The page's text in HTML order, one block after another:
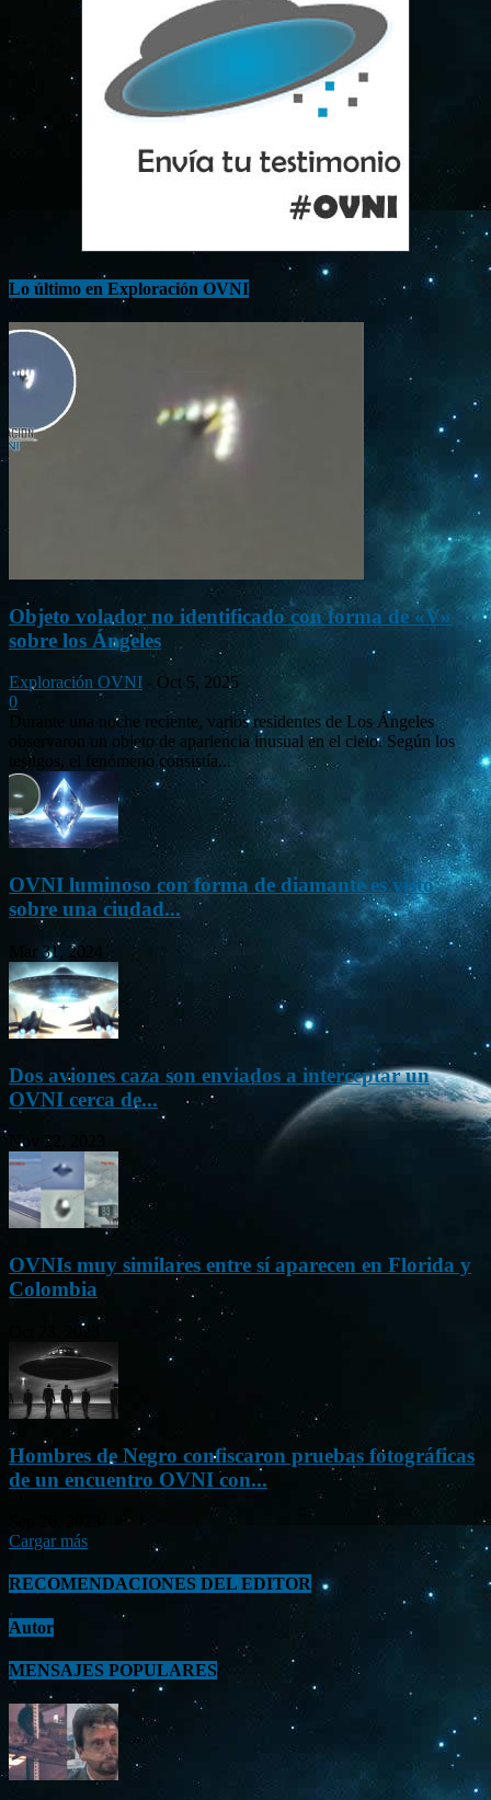
Lo último en Exploración OVNI
Objeto volador no identificado con forma de «V»
sobre los Ángeles
Exploración OVNI - Oct 5, 2025
0
Durante una noche reciente, varios residentes de Los Ángeles
observaron un objeto de apariencia inusual en el cielo. Según los
testigos, el fenómeno consistía...
OVNI luminoso con forma de diamante es visto
sobre una ciudad...
Mar 31, 2024
Dos aviones caza son enviados a interceptar un
OVNI cerca de...
Nov 22, 2023
OVNIs muy similares entre sí aparecen en Florida y
Colombia
Oct 23, 2023
Hombres de Negro confiscaron pruebas fotográficas
de un encuentro OVNI con...
Cargar más
RECOMENDACIONES DEL EDITOR
Autor
MENSAJES POPULARES